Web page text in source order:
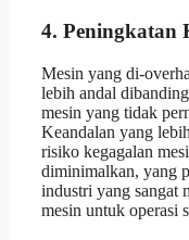
4. Peningkatan
Mesin yang di-
lebih andal
mesin yang tidak
Keandalan yang
risiko kegagalan
diminimalkan, yang
industri yang sangat
mesin untuk operasi